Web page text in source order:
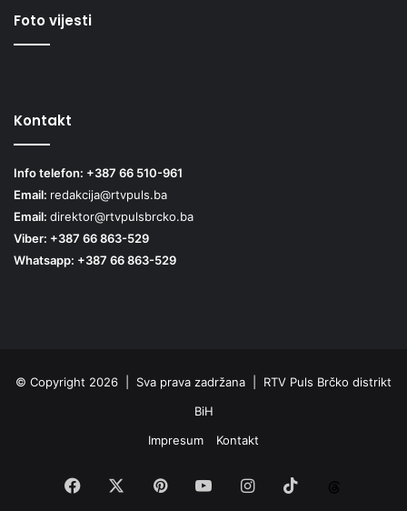
Foto vijesti
Kontakt
Info telefon: +387 66 510-961
Email: redakcija@rtvpuls.ba
Email: direktor@rtvpulsbrcko.ba
Viber: +387 66 863-529
Whatsapp: +387 66 863-529
© Copyright 2026 | Sva prava zadržana | RTV Puls Brčko distrikt
BiH
Impresum
Kontakt
Facebook PinterestYouTubeInstagram
TikTok